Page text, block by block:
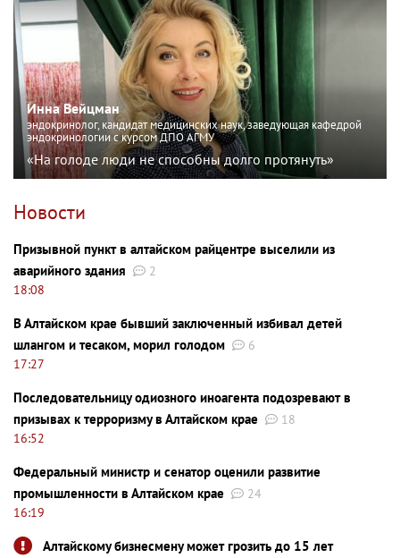
Инна Вейцман
эндокринолог, кандидат медицинских наук, заведующая кафедрой
эндокринологии с курсом ДПО АГМУ
«На голоде люди не способны долго протянуть»
Новости
Призывной пункт в алтайском райцентре выселили из
аварийного здания
2
18:08
В Алтайском крае бывший заключенный избивал детей
шлангом и тесаком, морил голодом
6
17:27
Последовательницу одиозного иноагента подозревают в
призывах к терроризму в Алтайском крае
18
16:52
Федеральный министр и сенатор оценили развитие
промышленности в Алтайском крае
24
16:19
Алтайскому бизнесмену может грозить до 15 лет